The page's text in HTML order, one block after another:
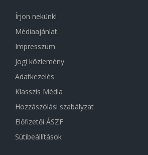
Írjon nekünk!
Médiaajánlat
Impresszum
Jogi közlemény
Adatkezelés
Klasszis Média
Hozzászólási szabályzat
Előfizetői ÁSZF
Sütibeállítások